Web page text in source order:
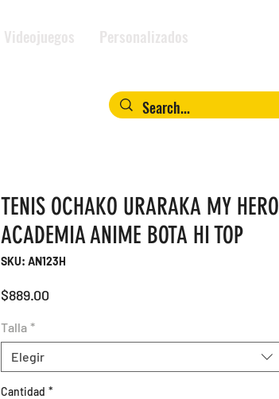
Videojuegos Personalizados
TENIS OCHAKO URARAKA MY HERO
ACADEMIA ANIME BOTA HI TOP
SKU: AN123H
$889.00
Talla *
Elegir
Cantidad *